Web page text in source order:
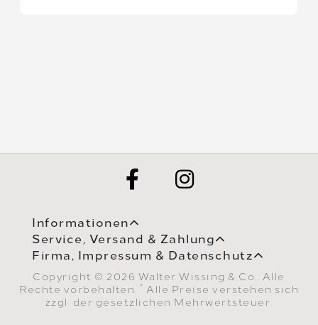
Informationen
Service, Versand & Zahlung
Firma, Impressum & Datenschutz
Copyright © 2026 Walter Wissing & Co.. Alle
Rechte vorbehalten.
* Alle Preise verstehen sich
zzgl. der gesetzlichen Mehrwertsteuer.